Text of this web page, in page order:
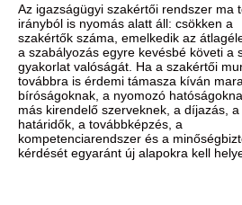
Az igazságügyi szakértői rendszer ma
irányból is nyomás alatt áll: csökken a
szakértők száma, emelkedik az
a szabályozás egyre kevésbé követi a
gyakorlat valóságát. Ha a szakértői
továbbra is érdemi támasza kíván
bíróságoknak, a nyomozó
más kirendelő szerveknek, a díjazás, a
határidők, a továbbképzés, a
kompetenciarendszer és a
kérdését egyaránt új alapokra kell